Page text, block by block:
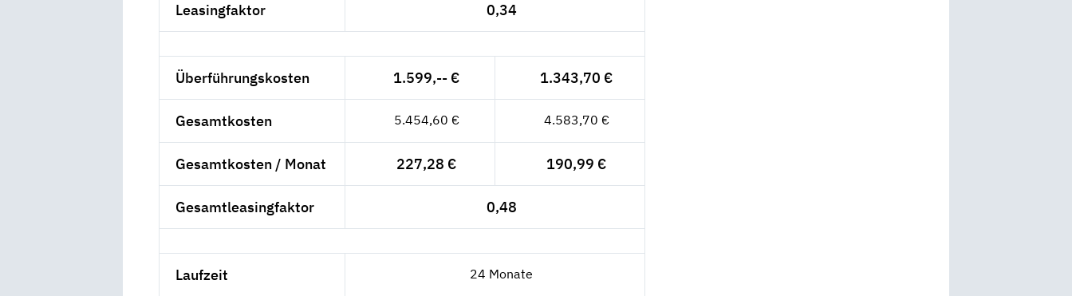
Leasingfaktor 0,34
Überführungskosten 1.599,-- € 1.343,70 €
Gesamtkosten 5.454,60 € 4.583,70 €
Gesamtkosten / Monat 227,28 € 190,99 €
Gesamtleasingfaktor 0,48
Laufzeit 24 Monate